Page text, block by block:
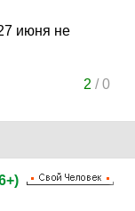
июня не
2 /0